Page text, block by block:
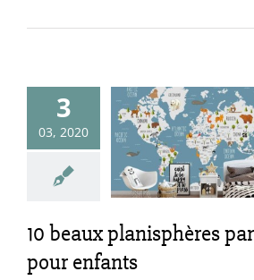
3
03, 2020
beaux
pour
déco10 beaux planisphères
pour enfants